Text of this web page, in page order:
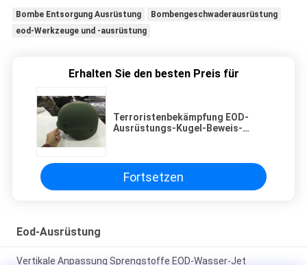
Bombe Entsorgung Ausrüstung
Bombengeschwaderausrüstung
eod-Werkzeuge und -ausrüstung
Erhalten Sie den besten Preis für
Terroristenbekämpfung EOD-
Ausrüstungs-Kugel-Beweis-
Fortsetzen
Eod-Ausrüstung
Vertikale Anpassung Sprengstoffe EOD-Wasser-Jet